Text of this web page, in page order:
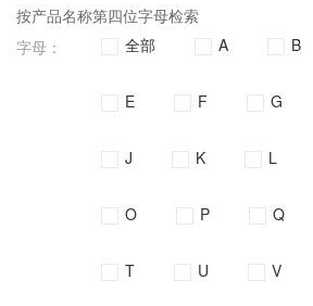
按产品名称第四位字母检索
字母：
全部 A B
E F G
J K L
O P Q
T U V